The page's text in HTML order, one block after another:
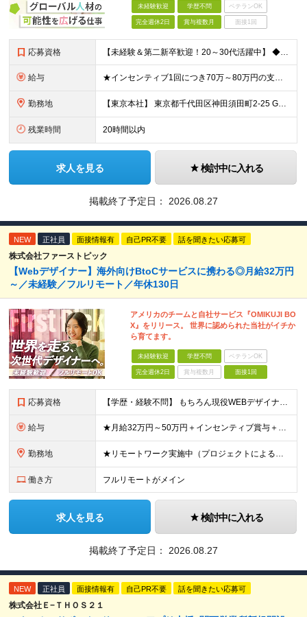
未経験歓迎 学歴不問 ベテランOK
完全週休2日 賞与複数月 面接1回
応募資格 【未経験＆第二新卒歓迎！20～30代活躍中】 ◆学歴不問 ◆社会人経験が1年以上ある方（職種・業種は不問） ◆普通自動車免許（AT限定可）必須 ※外国人の方は日本語能力試験N1以上が必須です ＼こん
給与 ★インセンティブ1回につき70万～80万円の支給実績も！ ■月給30万円～40万円＋賞与（インセンティブ）年2回 ※上記には、固定残業代（月30時間分／54,800円～73,000円）を含んでいます
勤務地 【東京本社】 東京都千代田区神田須田町2-25 GYB秋葉原11F ※変更の範囲：上記を除く当社関連勤務地（東京都千代田区及び大阪営業所）
残業時間 20時間以内
求人を見る 検討中に入れる
掲載終了予定日： 2026.08.27
NEW 正社員 面接情報有 自己PR不要 話を聞きたい応募可
株式会社ファーストピック
【Webデザイナー】海外向けBtoCサービスに携わる◎月給32万円
～／未経験／フルリモート／年休130日
アメリカのチームと自社サービス『OMIKUJI BO
X』をリリース。 世界に認められた当社がイチか
ら育てます。
未経験歓迎 学歴不問 ベテランOK
完全週休2日 賞与複数月 面接1回
応募資格 【学歴・経験不問】 もちろん現役WEBデザイナーも大歓迎です！ ＊未経験者大歓迎！第二新卒歓迎/最短6ヶ月の充実研修/WEB面接可能＊ 「PCを触ったことがない・・・」 「スマホしか使ったことない
給与 ★月給32万円～50万円＋インセンティブ賞与＋決算賞与★ （30時間の固定残業代、一律月54,750円を含む。超過分は支給） ※経験・スキルを考慮の上、決定 ※昇給：随時あり 【インセンティブについ
勤務地 ★リモートワーク実施中（プロジェクトによる） ※一部フルリモートあり 【本社】 東京都千代田区五番町4-8 日立五番町ビル 5F 【その他勤務先】 ・北海道札幌市中央区大通東 ・宮城県仙台市青葉区
働き方 フルリモートがメイン
求人を見る 検討中に入れる
掲載終了予定日： 2026.08.27
NEW 正社員 面接情報有 自己PR不要 話を聞きたい応募可
株式会社Ｅ−ＴＨＯＳ２１